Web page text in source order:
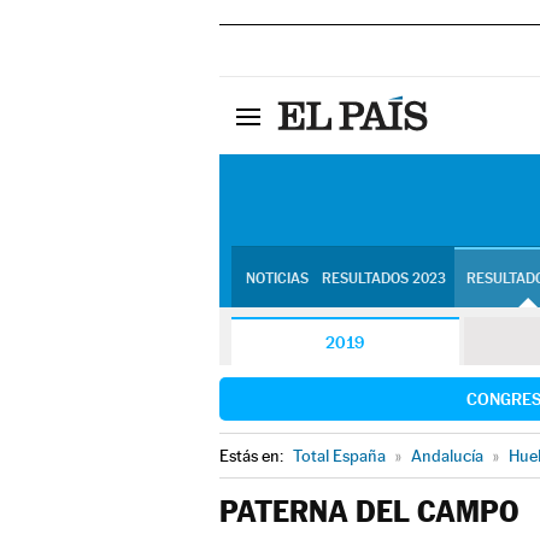
NOTICIAS RESULTADOS 2023
2019
Estás en: Total España » Andalucía »
PATERNA DEL CAMPO